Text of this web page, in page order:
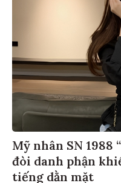
Mỹ nhân SN 1988
đòi danh phận
tiếng dằn mặt